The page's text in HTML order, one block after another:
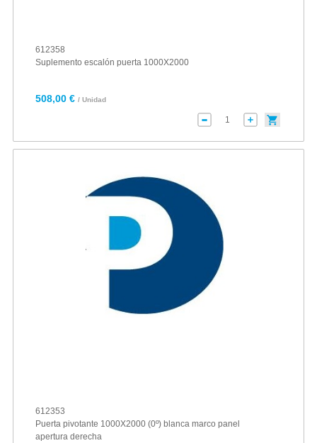
612358
Suplemento escalón puerta 1000X2000
508,00 € / Unidad
612353
Puerta pivotante 1000X2000 (0º) blanca marco panel
apertura derecha